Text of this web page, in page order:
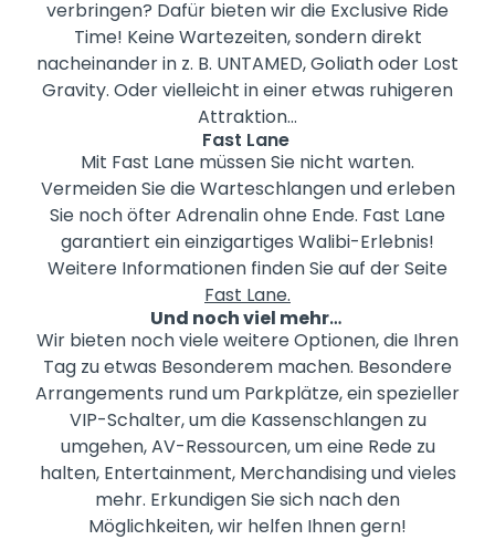
verbringen? Dafür bieten wir die Exclusive Ride
Time! Keine Wartezeiten, sondern direkt
nacheinander in z. B. UNTAMED, Goliath oder Lost
Gravity. Oder vielleicht in einer etwas ruhigeren
Attraktion...
Fast Lane
Mit Fast Lane müssen Sie nicht warten.
Vermeiden Sie die Warteschlangen und erleben
Sie noch öfter Adrenalin ohne Ende. Fast Lane
garantiert ein einzigartiges Walibi-Erlebnis!
Weitere Informationen finden Sie auf der Seite
Fast Lane.
Und noch viel mehr…
Wir bieten noch viele weitere Optionen, die Ihren
Tag zu etwas Besonderem machen. Besondere
Arrangements rund um Parkplätze, ein spezieller
VIP-Schalter, um die Kassenschlangen zu
umgehen, AV-Ressourcen, um eine Rede zu
halten, Entertainment, Merchandising und vieles
mehr. Erkundigen Sie sich nach den
Möglichkeiten, wir helfen Ihnen gern!